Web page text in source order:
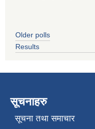
Older polls
Results
सूचनाहरु
सूचना तथा समाचार